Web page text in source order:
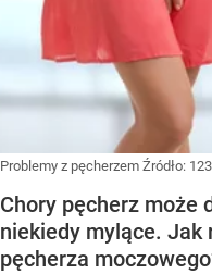
Problemy z pęcherzem Źródło:
Chory pęcherz może
niekiedy mylące. Jak
pęcherza